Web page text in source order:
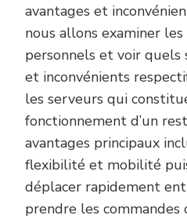
avantages et
nous allons examiner
personnels et voir quels
et inconvénients
les serveurs qui
fonctionnement d’un
avantages principaux
flexibilité et mobilité
déplacer rapidement
prendre les